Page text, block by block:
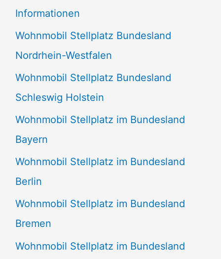
n
n
a
c
h
:
Informationen
Wohnmobil Stellplatz Bundesland
Nordrhein-Westfalen
Wohnmobil Stellplatz Bundesland
Schleswig Holstein
Wohnmobil Stellplatz im Bundesland
Bayern
Wohnmobil Stellplatz im Bundesland
Berlin
Wohnmobil Stellplatz im Bundesland
Bremen
Wohnmobil Stellplatz im Bundesland